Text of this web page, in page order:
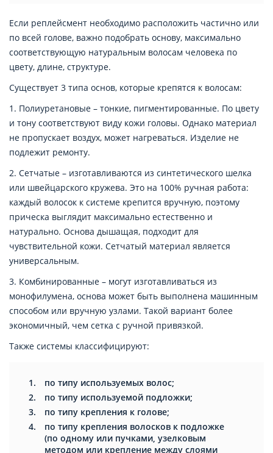
Если реплейсмент необходимо расположить частично или
по всей голове, важно подобрать основу, максимально
соответствующую натуральным волосам человека по
цвету, длине, структуре.
Существует 3 типа основ, которые крепятся к волосам:
1. Полиуретановые – тонкие, пигментированные. По цвету
и тону соответствуют виду кожи головы. Однако материал
не пропускает воздух, может нагреваться. Изделие не
подлежит ремонту.
2. Сетчатые – изготавливаются из синтетического шелка
или швейцарского кружева. Это на 100% ручная работа:
каждый волосок к системе крепится вручную, поэтому
прическа выглядит максимально естественно и
натурально. Основа дышащая, подходит для
чувствительной кожи. Сетчатый материал является
универсальным.
3. Комбинированные – могут изготавливаться из
монофилумена, основа может быть выполнена машинным
способом или вручную узлами. Такой вариант более
экономичный, чем сетка с ручной привязкой.
Также системы классифицируют:
по типу используемых волос;
по типу используемой подложки;
по типу крепления к голове;
по типу крепления волосков к подложке
(по одному или пучками, узелковым
методом или крепление между слоями